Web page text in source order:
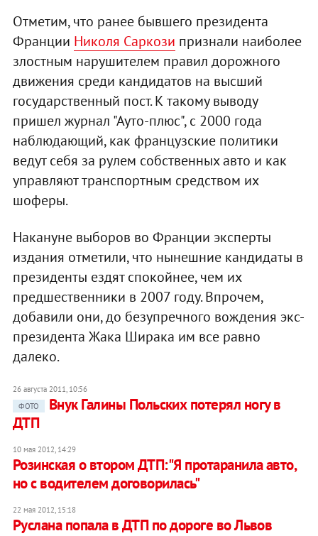
Отметим, что ранее бывшего президента
Франции Николя Саркози признали наиболее
злостным нарушителем правил дорожного
движения среди кандидатов на высший
государственный пост. К такому выводу
пришел журнал "Ауто-плюс", с 2000 года
наблюдающий, как французские политики
ведут себя за рулем собственных авто и как
управляют транспортным средством их
шоферы.
Накануне выборов во Франции эксперты
издания отметили, что нынешние кандидаты в
президенты ездят спокойнее, чем их
предшественники в 2007 году. Впрочем,
добавили они, до безупречного вождения экс-
президента Жака Ширака им все равно
далеко.
26 августа 2011, 10:56
ФОТО
Внук Галины Польских потерял ногу в
ДТП
10 мая 2012, 14:29
Розинская о втором ДТП:"Я протаранила авто,
но с водителем договорилась"
22 мая 2012, 15:18
Руслана попала в ДТП по дороге во Львов